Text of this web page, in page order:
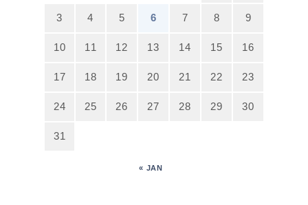
3 4 5 6 7 8 9
10 11 12 13 14 15 16
17 18 19 20 21 22 23
24 25 26 27 28 29 30
31
« JAN